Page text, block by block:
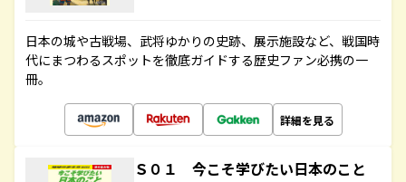
日本の城や古戦場、武将ゆかりの史跡、展示施設など、戦国時
代にまつわるスポットを徹底ガイドする歴史ファン必携の一
冊。
詳細を見る
Ｓ０１ 今こそ学びたい日本のこと